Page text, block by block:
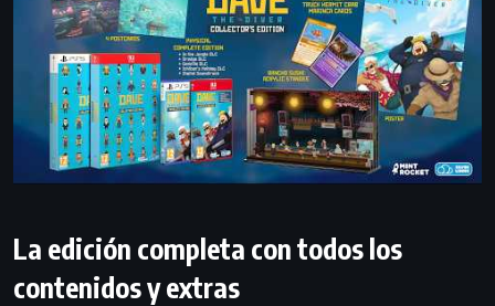
La edición completa con todos los
contenidos y extras